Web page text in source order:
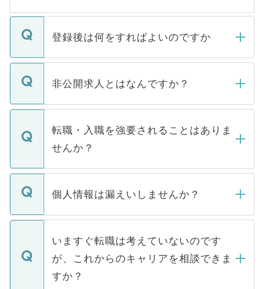
登録後は何をすればよいのですか
ご登録いただきましたら、弊社担当者がご
登録内容を確認し、その後メールもしくは
ます。通常、5営業日以内にはご連絡をせて
いただきますので、しばらくお待ちくださ
非公開求人とはなんですか？
マイナビDOCTORで取り扱っている求人の
うち約3割は、Webサイトからご覧いただ
けない「非公開求人」です。非公開求人は
下記の理由によって、一般には公開してい
ません。
■応募殺到を避けるため 人気のある医療機
関を公にしてしまうと、応募が殺到する場
に、医療機関が求める条件に合った人材の
みを人材紹介会社に依頼するケースが増え
ています。
転職・入職を強要されることはありま
せんか？
転職・入職を強要することは一切ありませ
ん。また、仮に応募先から内定をいただい
定を承諾する必要はありません。内定先へ
の辞退の連絡はキャリアパートナーが行い
個人情報は漏えいしませんか？
個人情報が漏えいすることはありませんの
で、ご安心ください。当サイトからの登録
などで収集したご登録者様の個人情報は、
ご本人のキャリアアップおよび転職活動の
支援を目的に使用いたします。お預かりし
いますぐ転職は考えていないのです
が、これからのキャリアを相談できま
すか？